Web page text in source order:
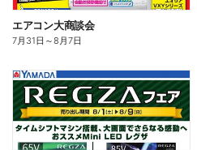
エアコン大商談会
7月31日 ～8月7日